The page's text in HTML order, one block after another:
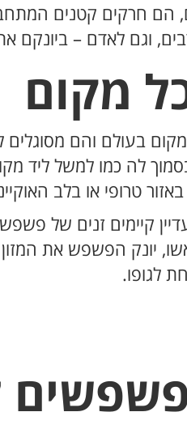
חרקים קטנים
וגם לאדם – ביונקם
מקום
בעולם והם מסוגלים
לה כמו למשל ליד
טרופי או בלב
קיימים זנים של
יונק הפשפש את
לגופו.